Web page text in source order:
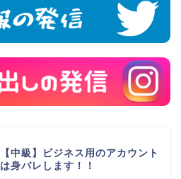
【中級】ビジネス用のアカウント
は身バレします！！